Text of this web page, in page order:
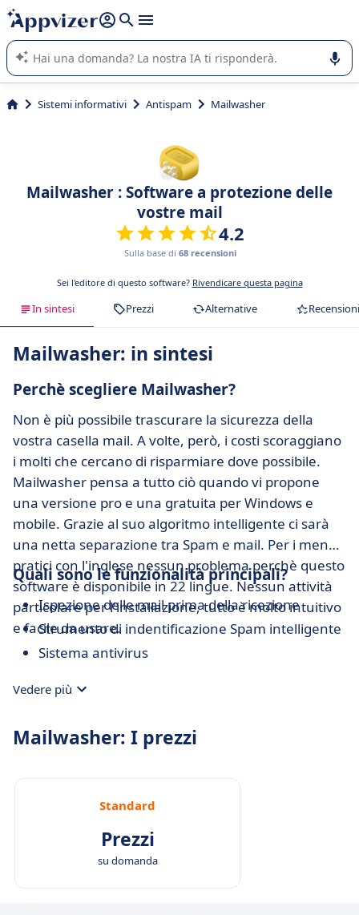
righe con
shift + enter
L'IA di Appvizer vi guida nell'utilizzo o nella scelta di un
software SaaS per la vostra azienda.
Sistemi informativi Antispam Mailwasher
Mailwasher : Software a protezione delle
vostre mail
4.2
Sulla base di 68 recensioni
Sei l'editore di questo software? Rivendicare questa pagina
In sintesi Prezzi Alternative Recensioni
Mailwasher: in sintesi
Perchè scegliere Mailwasher?
Non è più possibile trascurare la sicurezza della
vostra casella mail. A volte, però, i costi scoraggiano
i molti che cercano di risparmiare dove possibile.
Mailwasher pensa a tutto ciò quando vi propone
una versione pro e una gratuita per Windows e
mobile. Grazie al suo algoritmo intelligente ci sarà
una netta separazione tra Spam e mail. Per i meno
pratici con l'inglese nessun problema perchè questo
software è disponibile in 22 lingue. Nessun attività
particolare per l'installazione, tutto è molto intuitivo
e facile da usare.
Quali sono le funzionalità principali?
Ispezione delle mail prima della ricezione
Strumento di indentificazione Spam intelligente
Sistema antivirus
Vedere più
Mailwasher: I prezzi
Standard
Prezzi
su domanda